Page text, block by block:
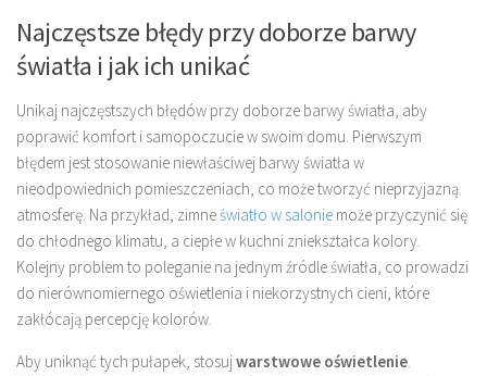
Najczęstsze błędy przy doborze barwy
światła i jak ich unikać
Unikaj najczęstszych błędów przy doborze barwy światła, aby
poprawić komfort i samopoczucie w swoim domu. Pierwszym
błędem jest stosowanie niewłaściwej barwy światła w
nieodpowiednich pomieszczeniach, co może tworzyć nieprzyjazną
atmosferę. Na przykład, zimneświatło w salonie może przyczynić się
do chłodnego klimatu, a ciepłe w kuchni zniekształca kolory.
Kolejny problem to poleganie na jednym źródle światła, co prowadzi
do nierównomiernego oświetlenia i niekorzystnych cieni, które
zakłócają percepcję kolorów.
Aby uniknąć tych pułapek, stosujwarstwowe oświetlenie.